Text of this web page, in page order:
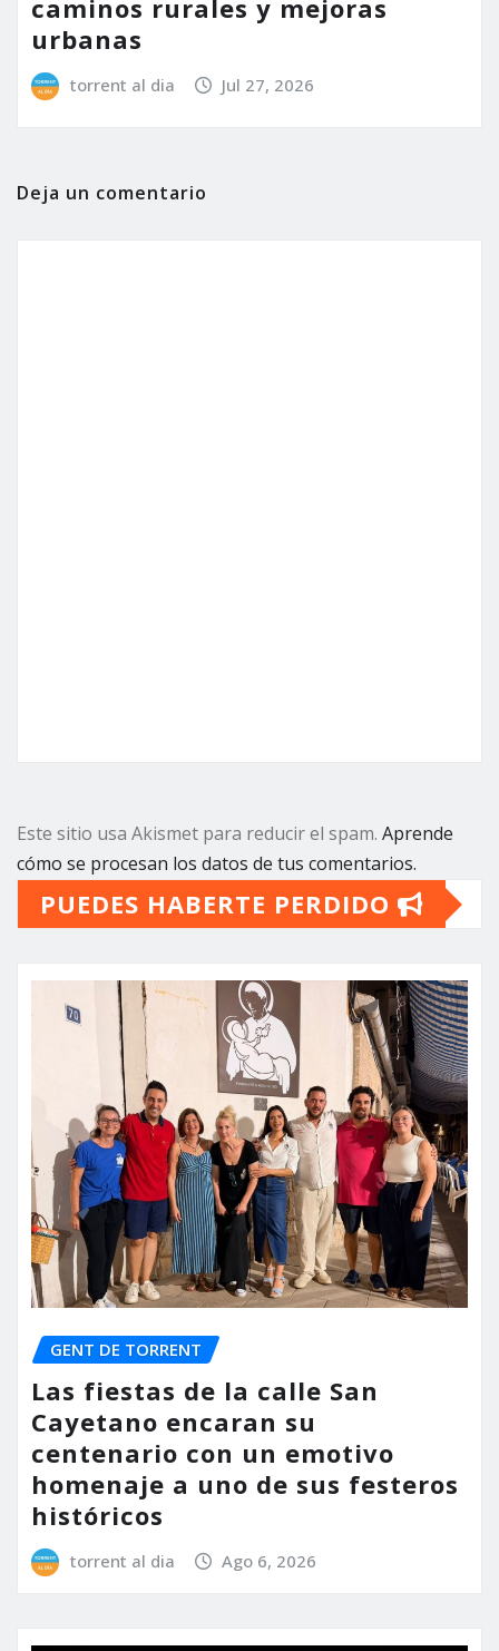
caminos rurales y mejoras
urbanas
torrent al dia Jul 27, 2026
Deja un comentario
Este sitio usa Akismet para reducir el spam. Aprende
cómo se procesan los datos de tus comentarios.
PUEDES HABERTE PERDIDO
GENT DE TORRENT
Las fiestas de la calle San
Cayetano encaran su
centenario con un emotivo
homenaje a uno de sus festeros
históricos
torrent al dia Ago 6, 2026